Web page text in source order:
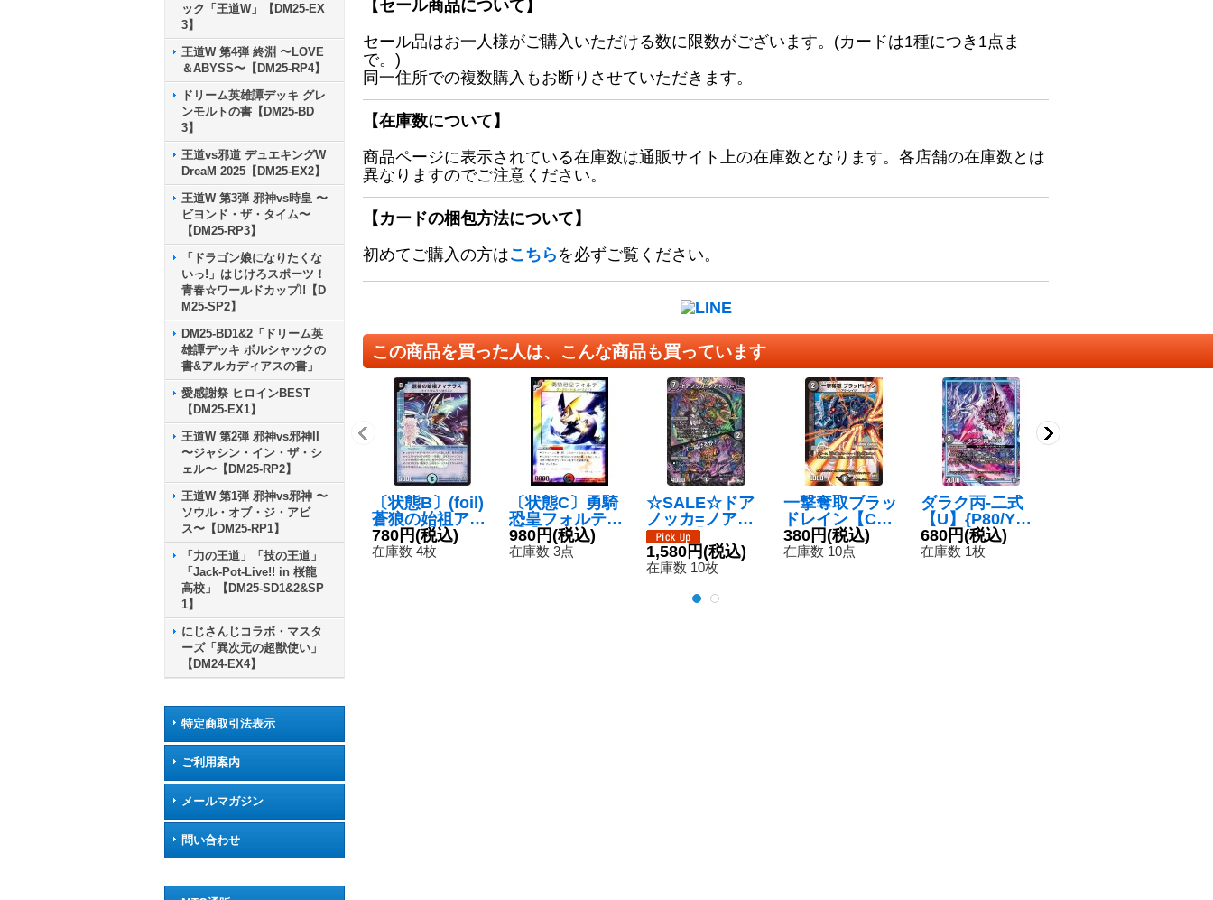
ック「王道W」【DM25-EX
3】
王道W 第4弾 終淵 〜LOVE
＆ABYSS〜【DM25-RP4】
ドリーム英雄譚デッキ グレ
ンモルトの書【DM25-BD
3】
王道vs邪道 デュエキングW
DreaM 2025【DM25-EX2】
王道W 第3弾 邪神vs時皇 〜
ビヨンド・ザ・タイム〜
【DM25-RP3】
「ドラゴン娘になりたくな
いっ!」はじけろスポーツ！
青春☆ワールドカップ!!【D
M25-SP2】
DM25-BD1&2「ドリーム英
雄譚デッキ ボルシャックの
書&アルカディアスの書」
愛感謝祭 ヒロインBEST
【DM25-EX1】
王道W 第2弾 邪神vs邪神II
〜ジャシン・イン・ザ・シ
ェル〜【DM25-RP2】
王道W 第1弾 邪神vs邪神 〜
ソウル・オブ・ジ・アビ
ス〜【DM25-RP1】
「力の王道」「技の王道」
「Jack-Pot-Live!! in 桜龍
高校」【DM25-SD1&2&SP
1】
にじさんじコラボ・マスタ
ーズ「異次元の超獣使い」
【DM24-EX4】
特定商取引法表示
ご利用案内
メールマガジン
問い合わせ
【セール商品について】
セール品はお一人様がご購入いただける数に限数がございます。(カードは1種につき1点ま
で。)
同一住所での複数購入もお断りさせていただきます。
【在庫数について】
商品ページに表示されている在庫数は通販サイト上の在庫数となります。各店舗の在庫数とは
異なりますのでご注意ください。
【カードの梱包方法について】
初めてご購入の方はこちら を必ずご覧ください。
この商品を買った人は、こんな商品も買っています
〔状態B〕(foil)
蒼狼の始祖アマ
テラス【R-Foi
l】{DM3110/55/
780円(税込)
在庫数 4枚
〔状態C〕勇騎
恐皇フォルテ
【-】{P37/Y3}
《多》
980円(税込)
在庫数 3点
☆SALE☆ドア
ノッカ=ノアド
ッカ /「…開け
るか？」【R】
{P82/Y22}
1,580円(税込)
在庫数 10枚
一撃奪取ブラッ
ドレイン【C】
{DMX2443/54}
《闇》
380円(税込)
在庫数 10点
ダラク丙-二式
【U】{P80/Y18}
《GR》
680円(税込)
在庫数 1枚